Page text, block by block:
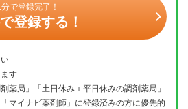
分で登録完了！
登録する！
す
薬局」「土日休み＋平日休みの調剤薬局」
マイナビ薬剤師」に登録済みの方に優先的